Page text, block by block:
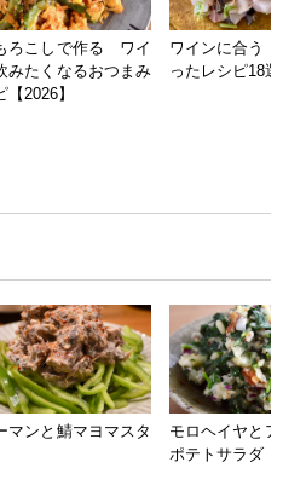
ろこしで作る ワイ
みたくなるおつまみ
【2026】
ワインに合う
ったレシピ18
マンと鯖マヨマスタ
モロヘイヤと
ポテトサラダ